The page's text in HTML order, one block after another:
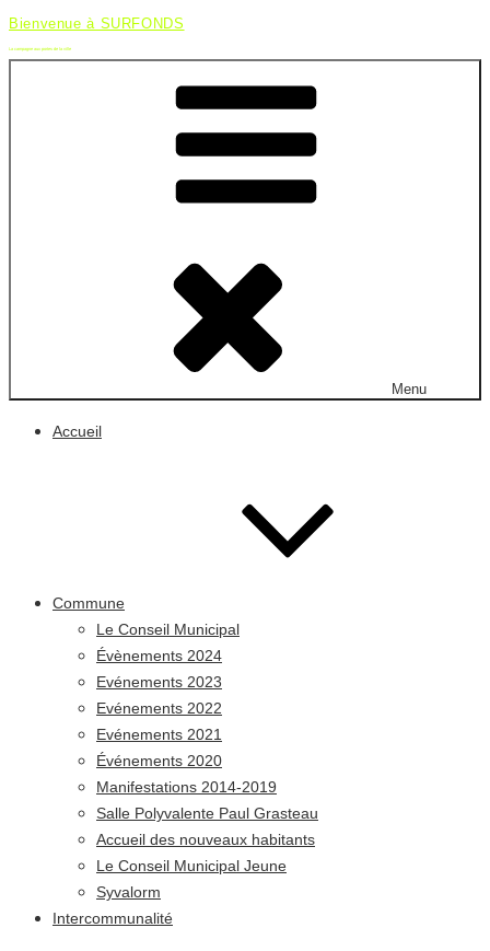
Bienvenue à SURFONDS
La campagne aux portes de la ville
Menu
Accueil
Commune
Le Conseil Municipal
Évènements 2024
Evénements 2023
Evénements 2022
Evénements 2021
Événements 2020
Manifestations 2014-2019
Salle Polyvalente Paul Grasteau
Accueil des nouveaux habitants
Le Conseil Municipal Jeune
Syvalorm
Intercommunalité